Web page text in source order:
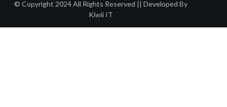
© Copyright 2024 All Rights Reserved || Developed By
Kiwii IT